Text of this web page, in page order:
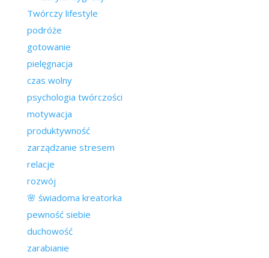
Twórczy lifestyle
podróże
gotowanie
pielęgnacja
czas wolny
psychologia twórczości
motywacja
produktywność
zarządzanie stresem
relacje
rozwój
🌸 świadoma kreatorka
pewność siebie
duchowość
zarabianie